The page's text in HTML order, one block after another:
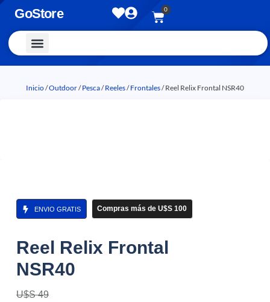
GoStore 0
Inicio/Outdoor/Pesca/Reeles/Frontales/ Reel Relix Frontal NSR40
ENVIO GRATIS Compras más de U$S 100
Reel Relix Frontal
NSR40
U$S49